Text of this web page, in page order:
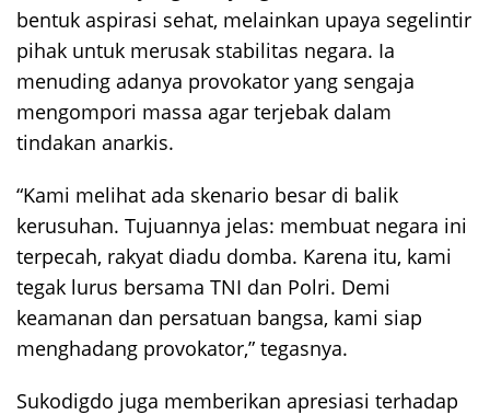
bentuk aspirasi sehat, melainkan upaya segelintir
pihak untuk merusak stabilitas negara. Ia
menuding adanya provokator yang sengaja
mengompori massa agar terjebak dalam
tindakan anarkis.
“Kami melihat ada skenario besar di balik
kerusuhan. Tujuannya jelas: membuat negara ini
terpecah, rakyat diadu domba. Karena itu, kami
tegak lurus bersama TNI dan Polri. Demi
keamanan dan persatuan bangsa, kami siap
menghadang provokator,” tegasnya.
Sukodigdo juga memberikan apresiasi terhadap